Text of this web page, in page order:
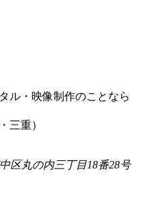
ル・映像制作のことなら
三重）
区丸の内三丁目18番28号